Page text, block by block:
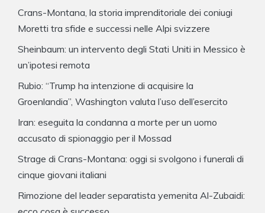
Crans-Montana, la storia imprenditoriale dei coniugi
Moretti tra sfide e successi nelle Alpi svizzere
Sheinbaum: un intervento degli Stati Uniti in Messico è
un’ipotesi remota
Rubio: “Trump ha intenzione di acquisire la
Groenlandia”, Washington valuta l’uso dell’esercito
Iran: eseguita la condanna a morte per un uomo
accusato di spionaggio per il Mossad
Strage di Crans-Montana: oggi si svolgono i funerali di
cinque giovani italiani
Rimozione del leader separatista yemenita Al-Zubaidi: